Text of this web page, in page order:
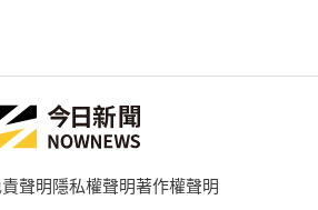
聲明隱私權聲明著作權聲明